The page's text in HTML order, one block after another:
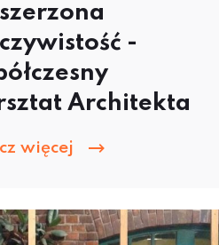
-
Architekta
więcej